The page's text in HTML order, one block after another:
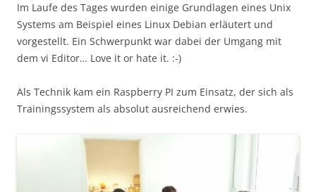
Im Laufe des Tages wurden einige Grundlagen eines Unix
Systems am Beispiel eines Linux Debian erläutert und
vorgestellt. Ein Schwerpunkt war dabei der Umgang mit
dem vi Editor… Love it or hate it. :-)
Als Technik kam ein Raspberry PI zum Einsatz, der sich als
Trainingssystem als absolut ausreichend erwies.